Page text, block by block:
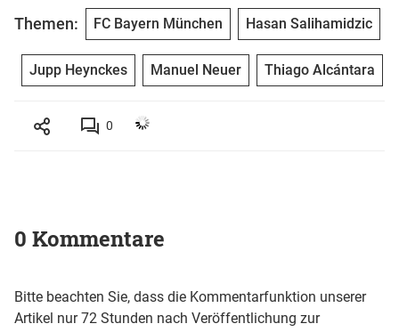
Themen: FC Bayern München Hasan Salihamidzic
Jupp Heynckes Manuel Neuer Thiago Alcántara
0
0 Kommentare
Bitte beachten Sie, dass die Kommentarfunktion unserer
Artikel nur 72 Stunden nach Veröffentlichung zur